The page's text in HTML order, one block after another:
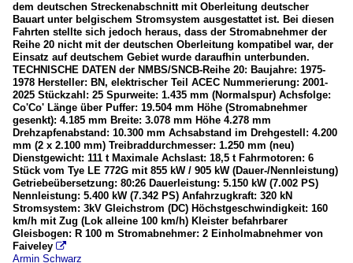
dem deutschen Streckenabschnitt mit Oberleitung deutscher
Bauart unter belgischem Stromsystem ausgestattet ist. Bei diesen
Fahrten stellte sich jedoch heraus, dass der Stromabnehmer der
Reihe 20 nicht mit der deutschen Oberleitung kompatibel war, der
Einsatz auf deutschem Gebiet wurde daraufhin unterbunden.
TECHNISCHE DATEN der NMBS/SNCB-Reihe 20: Baujahre: 1975-
1978 Hersteller: BN, elektrischer Teil ACEC Nummerierung: 2001-
2025 Stückzahl: 25 Spurweite: 1.435 mm (Normalspur) Achsfolge:
Co'Co' Länge über Puffer: 19.504 mm Höhe (Stromabnehmer
gesenkt): 4.185 mm Breite: 3.078 mm Höhe 4.278 mm
Drehzapfenabstand: 10.300 mm Achsabstand im Drehgestell: 4.200
mm (2 x 2.100 mm) Treibraddurchmesser: 1.250 mm (neu)
Dienstgewicht: 111 t Maximale Achslast: 18,5 t Fahrmotoren: 6
Stück vom Tye LE 772G mit 855 kW / 905 kW (Dauer-/Nennleistung)
Getriebeübersetzung: 80:26 Dauerleistung: 5.150 kW (7.002 PS)
Nennleistung: 5.400 kW (7.342 PS) Anfahrzugkraft: 320 kN
Stromsystem: 3kV Gleichstrom (DC) Höchstgeschwindigkeit: 160
km/h mit Zug (Lok alleine 100 km/h) Kleister befahrbarer
Gleisbogen: R 100 m Stromabnehmer: 2 Einholmabnehmer von
Faiveley 
Armin Schwarz